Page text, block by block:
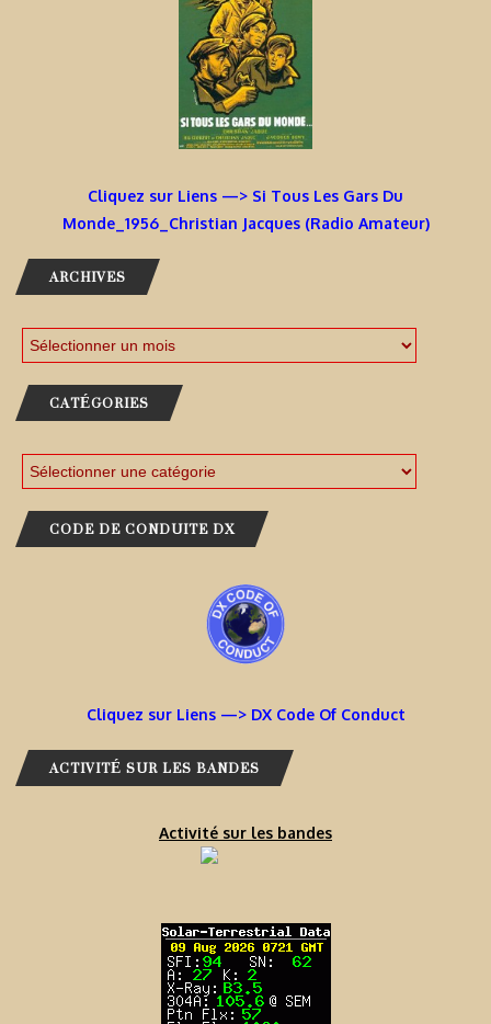
Cliquez sur Liens —> Si Tous Les Gars Du
Monde_1956_Christian Jacques (Radio Amateur)
ARCHIVES
CATÉGORIES
CODE DE CONDUITE DX
Cliquez sur Liens —> DX Code Of Conduct
ACTIVITÉ SUR LES BANDES
Activité sur les bandes